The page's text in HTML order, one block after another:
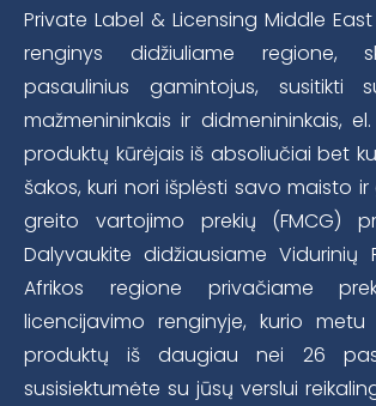
Private Label & Licensing Middle East
renginys didžiuliame regione,
pasaulinius gamintojus, susitikti
mažmenininkais ir didmenininkais,
produktų kūrėjais iš absoliučiai bet
šakos, kuri nori išplėsti savo maisto
greito vartojimo prekių (FMCG)
Dalyvaukite didžiausiame Vidurinių
Afrikos regione privačiame
licencijavimo renginyje, kurio
produktų iš daugiau nei 26
susisiektumėte su jūsų verslui